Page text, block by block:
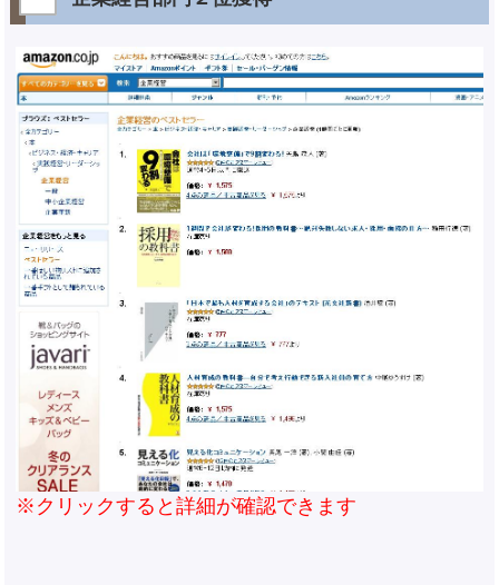
※クリックすると詳細が確認できます